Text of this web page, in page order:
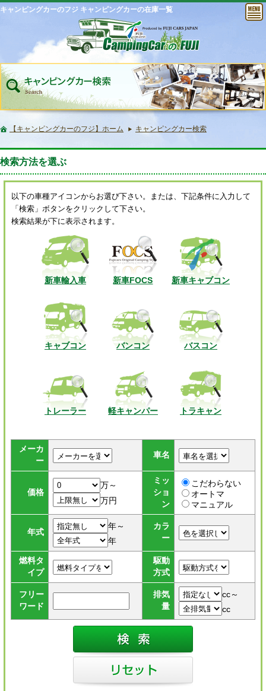
キャンピングカーのフジ キャンピングカーの在庫一覧
【キャンピングカーのフジ】ホーム キャンピングカー検索
検索方法を選ぶ
以下の車種アイコンからお選び下さい。または、下記条件に入力して
「検索」ボタンをクリックして下さい。
検索結果が下に表示されます。
新車輸入車 新車FOCS 新車キャブコン
キャブコン バンコン バスコン
トレーラー 軽キャンパー トラキャン
メーカ
ー
車名
価格
万～
万円
ミッ
ショ
ン
こだわらない
オートマ
マニュアル
年式
年～
年
カラ
ー
燃料タ
イプ
駆動
方式
フリー
ワード
排気
量
cc～
cc